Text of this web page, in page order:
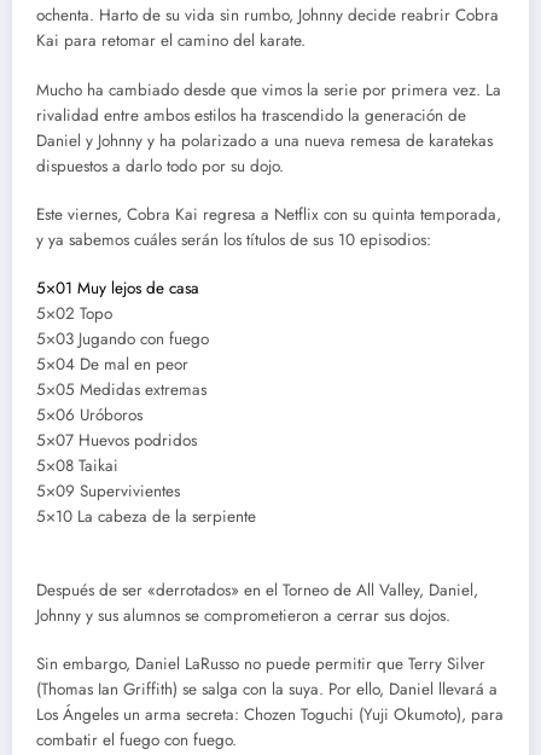
ochenta. Harto de su vida sin rumbo, Johnny decide reabrir Cobra
Kai para retomar el camino del karate.
Mucho ha cambiado desde que vimos la serie por primera vez. La
rivalidad entre ambos estilos ha trascendido la generación de
Daniel y Johnny y ha polarizado a una nueva remesa de karatekas
dispuestos a darlo todo por su dojo.
Este viernes, Cobra Kai regresa a Netflix con su quinta temporada,
y ya sabemos cuáles serán los títulos de sus 10 episodios:
5×01 Muy lejos de casa
5×02 Topo
5×03 Jugando con fuego
5×04 De mal en peor
5×05 Medidas extremas
5×06 Uróboros
5×07 Huevos podridos
5×08 Taikai
5×09 Supervivientes
5×10 La cabeza de la serpiente
Después de ser «derrotados» en el Torneo de All Valley, Daniel,
Johnny y sus alumnos se comprometieron a cerrar sus dojos.
Sin embargo, Daniel LaRusso no puede permitir que Terry Silver
(Thomas Ian Griffith) se salga con la suya. Por ello, Daniel llevará a
Los Ángeles un arma secreta: Chozen Toguchi (Yuji Okumoto), para
combatir el fuego con fuego.